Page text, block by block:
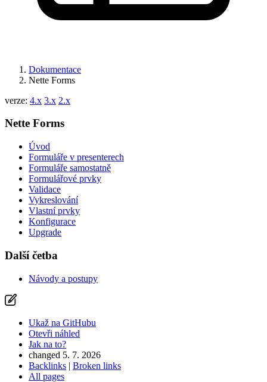
Dokumentace
Nette Forms
verze: 4.x 3.x 2.x
Nette Forms
Úvod
Formuláře v presenterech
Formuláře samostatně
Formulářové prvky
Validace
Vykreslování
Vlastní prvky
Konfigurace
Upgrade
Další četba
Návody a postupy
Ukaž na GitHubu
Otevři náhled
Jak na to?
changed 5. 7. 2026
Backlinks | Broken links
All pages